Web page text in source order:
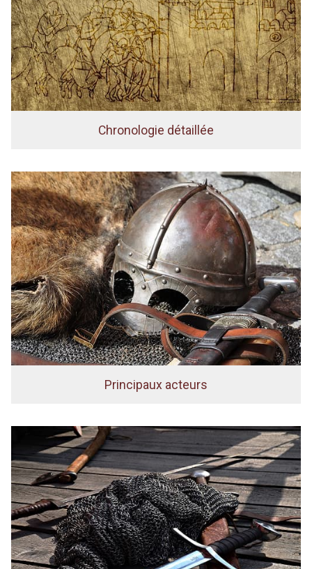
Chronologie détaillée
Principaux acteurs